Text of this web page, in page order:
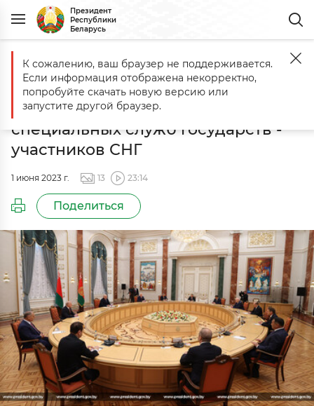
Президент
Республики
Беларусь
Главная События Встреча с руководителями органов
Встреча с руководителями
органов безопасности и
специальных служб государств -
участников СНГ
1 июня 2023 г. 13 23:14
Поделиться
К сожалению, ваш браузер не поддерживается.
Если информация отображена некорректно,
попробуйте скачать новую версию или
запустите другой браузер.